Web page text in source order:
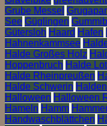
Grube Messel
See Güglingen
Gütersloh Haard Hafen
Hahnenkammsee
Halde Großes Holz
Hoppenbruch Halde
Halde Rheinpreußen
Halde Schwerin
Halloween Halloween
Hameln Hamm
Handwaschblättchen